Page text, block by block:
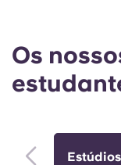
Os
Estúdios